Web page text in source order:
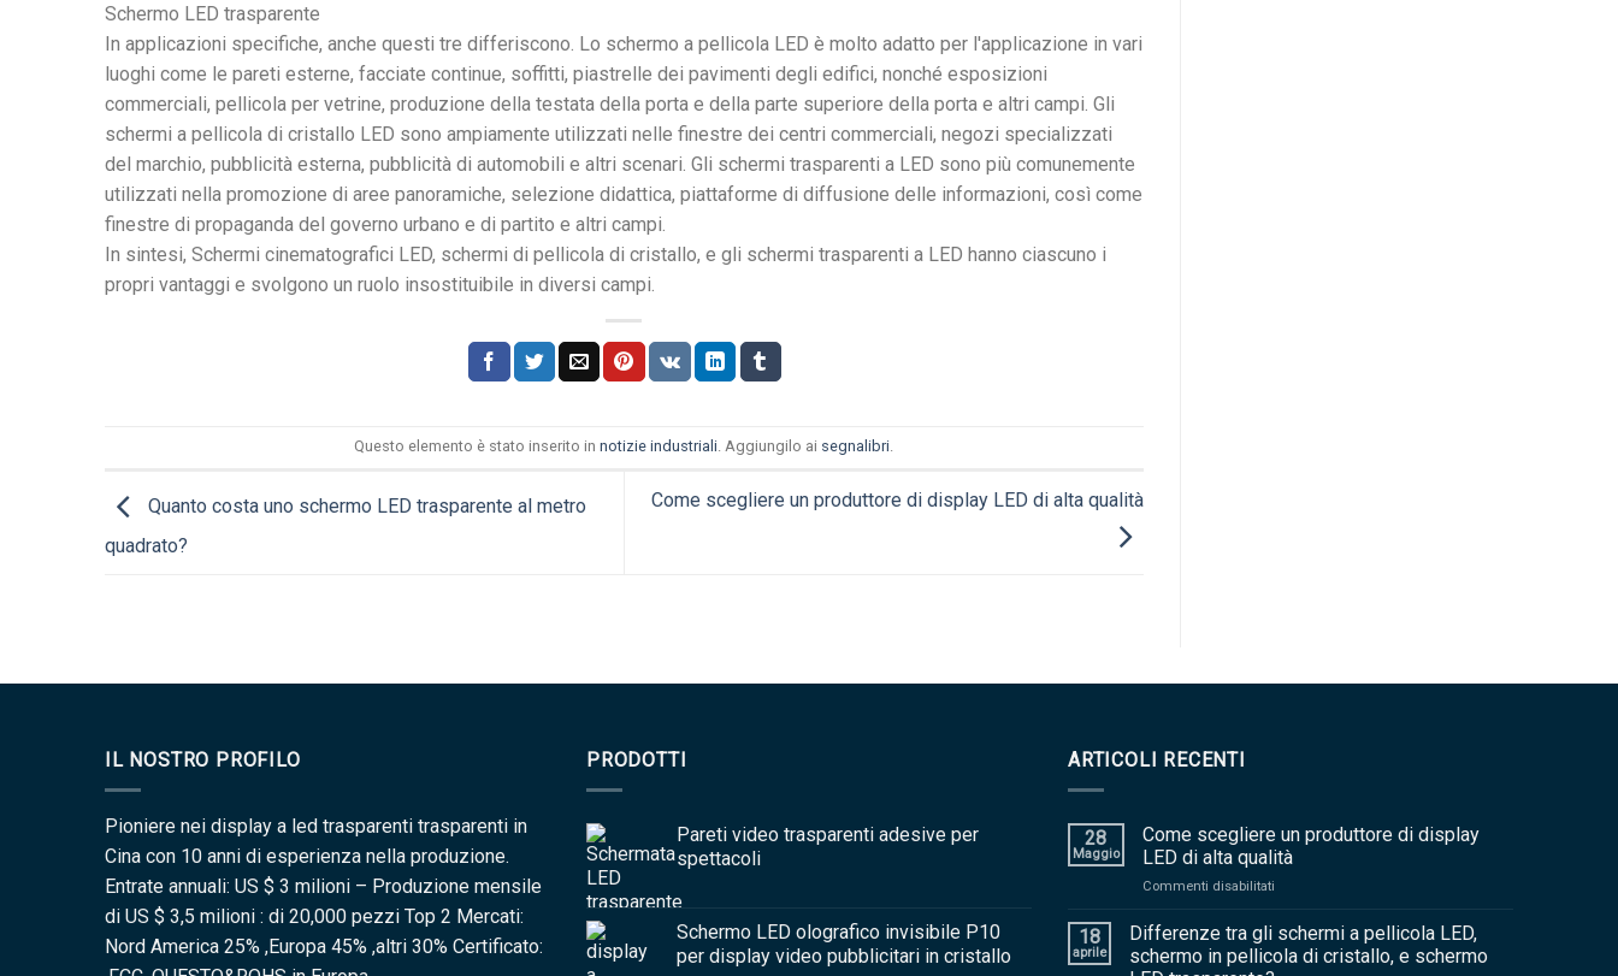
Schermo LED trasparente
In applicazioni specifiche, anche questi tre differiscono. Lo schermo a pellicola LED è molto adatto per l'applicazione in vari
luoghi come le pareti esterne, facciate continue, soffitti, piastrelle dei pavimenti degli edifici, nonché esposizioni
commerciali, pellicola per vetrine, produzione della testata della porta e della parte superiore della porta e altri campi. Gli
schermi a pellicola di cristallo LED sono ampiamente utilizzati nelle finestre dei centri commerciali, negozi specializzati
del marchio, pubblicità esterna, pubblicità di automobili e altri scenari. Gli schermi trasparenti a LED sono più comunemente
utilizzati nella promozione di aree panoramiche, selezione didattica, piattaforme di diffusione delle informazioni, così come
finestre di propaganda del governo urbano e di partito e altri campi.
In sintesi, Schermi cinematografici LED, schermi di pellicola di cristallo, e gli schermi trasparenti a LED hanno ciascuno i
propri vantaggi e svolgono un ruolo insostituibile in diversi campi.
Questo elemento è stato inserito innotizie industriali. Aggiungilo ai segnalibri.
Quanto costa uno schermo LED trasparente al metro
quadrato?
Come scegliere un produttore di display LED di alta qualità
IL NOSTRO PROFILO
Pioniere nei display a led trasparenti trasparenti in
Cina con 10 anni di esperienza nella produzione.
Entrate annuali: US $ 3 milioni – Produzione mensile
di US $ 3,5 milioni : di 20,000 pezzi Top 2 Mercati:
Nord America 25% ,Europa 45% ,altri 30% Certificato:
PRODOTTI
Pareti video trasparenti adesive per
spettacoli
Schermo LED olografico invisibile P10
per display video pubblicitari in cristallo
ARTICOLI RECENTI
28
Maggio
Come scegliere un produttore di display
LED di alta qualità
Commenti disabilitatisopra
scegliere
un
produttore
18
aprile
Differenze tra gli schermi a pellicola LED,
schermo in pellicola di cristallo, e schermo